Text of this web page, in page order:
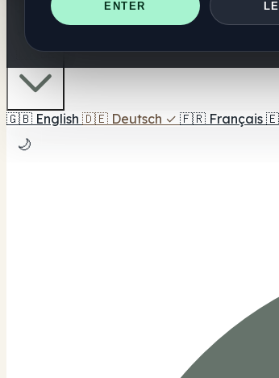
ENTER
🇩🇪 DE
🇬🇧 English 🇩🇪 Deutsch ✓ 🇫🇷 Français
🌙